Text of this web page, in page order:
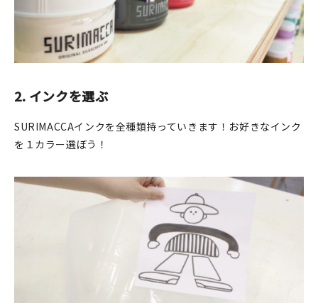
2. インクを選ぶ
SURIMACCAインクを全種類持っていきます！お好きなインク
を１カラー選ぼう！